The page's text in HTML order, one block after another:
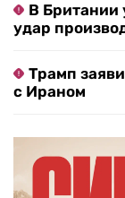
В Британии
удар
Трамп
с Ираном